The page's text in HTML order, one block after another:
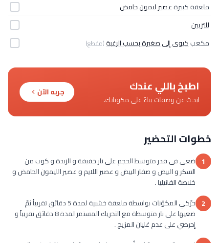
ملعقة كبيرةعصير ليمون حامض
للتزيين
مكعبكيوى إلى صغيرة بحسب الرغبة(مقطع)
اطبخ باللي عندك
ابحث عن وصفات بناءً على مكوناتك.
جربه الآن
خطوات التحضير
1 ضعي في قدر متوسط الحجم على نار خفيفة و الزبدة و كوب من
السكر و البيض و صفار البيض و عصير اللايم و عصير الليمون الحامض و
خلاصة الفانيليا .
2
حرّكي المكوّنات بواسطة ملعقة خشبية لمدة 5 دقائق تقريباً ثمّ
ضعيها على نار متوسطة مع التحريك المستمر لمدة 8 دقائق تقريباً و
إحرصي على عدم غليان المزيج .